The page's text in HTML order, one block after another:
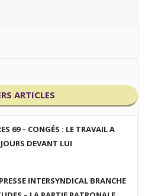
ARTICLES
69 – CONGÉS : LE TRAVAIL A
DEVANT LUI
INTERSYNDICAL BRANCHE